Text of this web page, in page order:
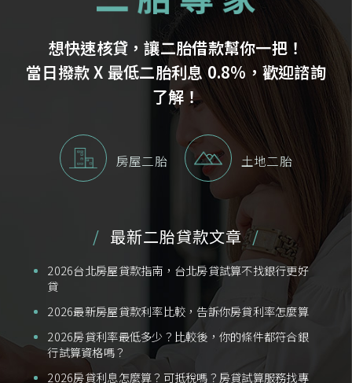
想快速核貸，讓二胎借款幫你一把！
當日撥款 X 最低二胎利息 0.8%，歡迎諮詢
了解！
房屋二胎 土地二胎
最新二胎貸款文章
2026台北房屋貸款指南，台北房貸試算不找銀行更好
貸
2026最新房屋貸款利率比較，告訴你房貸利率怎麼算
2026房貸利率最低多少？比較後，你的條件都符合銀
行試算資格嗎？
2026房貸利息怎麼算？可抵稅嗎？房貸試算服務找專